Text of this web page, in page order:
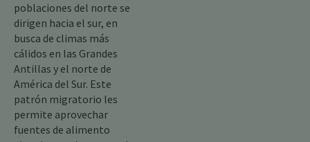
poblaciones del norte se
dirigen hacia el sur, en
busca de climas más
cálidos en las Grandes
Antillas y el norte de
América del Sur. Este
patrón migratorio les
permite aprovechar
fuentes de alimento